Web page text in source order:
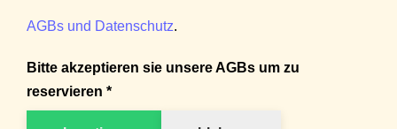
AGBs und Datenschutz.
Bitte akzeptieren sie unsere AGBs um zu
reservieren *